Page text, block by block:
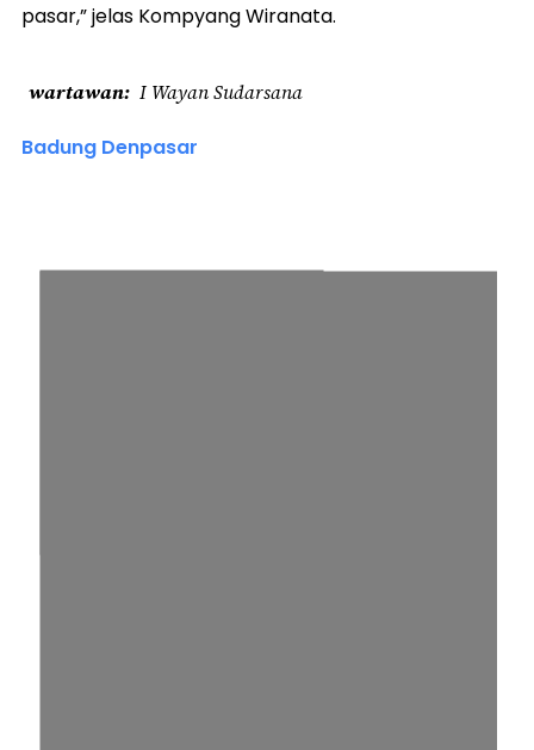
pasar,” jelas Kompyang Wiranata.
wartawan I Wayan Sudarsana
Badung Denpasar